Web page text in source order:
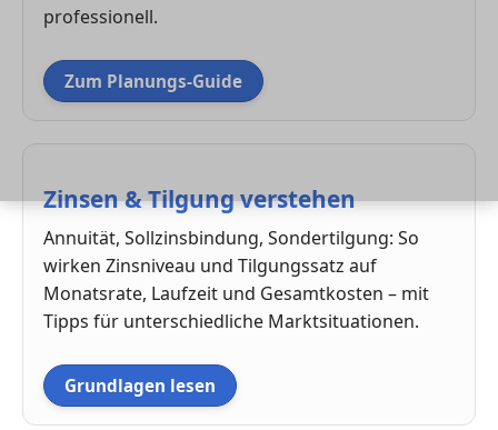
professionell.
Zum Planungs-Guide
Zinsen & Tilgung verstehen
Annuität, Sollzinsbindung, Sondertilgung: So
wirken Zinsniveau und Tilgungssatz auf
Monatsrate, Laufzeit und Gesamtkosten – mit
Tipps für unterschiedliche Marktsituationen.
Grundlagen lesen